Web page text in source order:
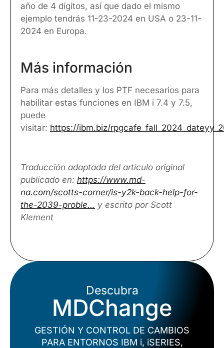
año de 4 dígitos, así que dado el mismo
ejemplo tendrás 11-23-2024 en USA o 23-11-
2024 en Europa.
Más información
Para más detalles y los PTF necesarios para
habilitar estas funciones en IBM i 7.4 y 7.5,
puede
visitar: https://ibm.biz/
Traducción adaptada del artículo original
publicado en: https://www.md-
na.com/scotts-corner/is-y2k-back-help-for-
the-2039-proble… y escrito por Scott
Klement
Descubra
MDChange
GESTIÓN Y CONTROL DE CAMBIOS
PARA ENTORNOS IBM i, iSERIES,